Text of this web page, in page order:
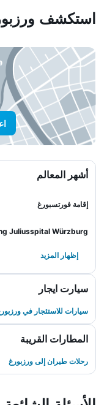
استكشف
أشهر المعالم
إقامة فورتسبورغ
Juliusspital Würzburg
إظهار المزيد
سيارت ايجار
سيارات للاستئجار في
المطارات القريبة
رحلات طيران إلى ورزبورغ